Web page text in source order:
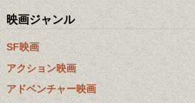
映画ジャンル
SF映画
アクション映画
アドベンチャー映画